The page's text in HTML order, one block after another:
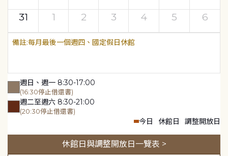
31
1 2 3 4 5 6
每月最後一個週四、國定假日休館
週日、週一 8:30-17:00
(16:30停止借還書)
週二至週六 8:30-21:00
(20:30停止借還書)
今日 休館日 調整開放日
休館日與調整開放日一覽表 >